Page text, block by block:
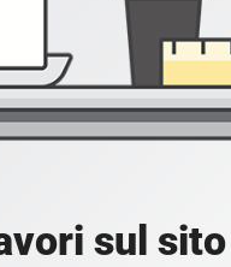
sul sito